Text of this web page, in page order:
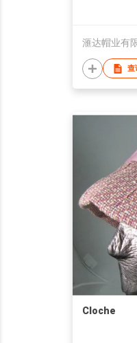
滙达帽业有
查
Cloche